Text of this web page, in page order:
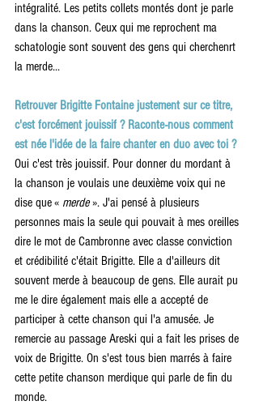
intégralité. Les petits collets montés dont je parle
dans la chanson. Ceux qui me reprochent ma
schatologie sont souvent des gens qui cherchenrt
la merde...
Retrouver Brigitte Fontaine justement sur ce titre,
c'est forcément jouissif ? Raconte-nous comment
est née l'idée de la faire chanter en duo avec toi ?
Oui c'est très jouissif. Pour donner du mordant à
la chanson je voulais une deuxième voix qui ne
dise que « merde ». J'ai pensé à plusieurs
personnes mais la seule qui pouvait à mes oreilles
dire le mot de Cambronne avec classe conviction
et crédibilité c'était Brigitte. Elle a d'ailleurs dit
souvent merde à beaucoup de gens. Elle aurait pu
me le dire également mais elle a accepté de
participer à cette chanson qui l'a amusée. Je
remercie au passage Areski qui a fait les prises de
voix de Brigitte. On s'est tous bien marrés à faire
cette petite chanson merdique qui parle de fin du
monde.